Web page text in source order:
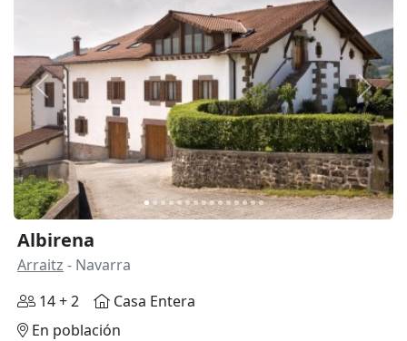
Anterior
Albirena
Arraitz - Navarra
14 + 2
Casa Entera
En población